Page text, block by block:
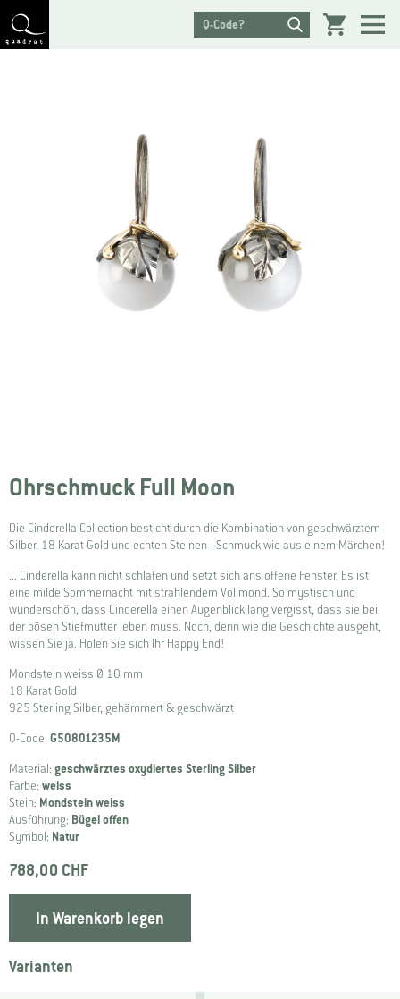
Ohrschmuck Full Moon
Die Cinderella Collection besticht durch die Kombination von geschwärztem
Silber, 18 Karat Gold und echten Steinen - Schmuck wie aus einem Märchen!
... Cinderella kann nicht schlafen und setzt sich ans offene Fenster. Es ist
eine milde Sommernacht mit strahlendem Vollmond. So mystisch und
wunderschön, dass Cinderella einen Augenblick lang vergisst, dass sie bei
der bösen Stiefmutter leben muss. Noch, denn wie die Geschichte ausgeht,
wissen Sie ja. Holen Sie sich Ihr Happy End!
Mondstein weiss Ø 10 mm
18 Karat Gold
925 Sterling Silber, gehämmert & geschwärzt
Q-Code: G50801235M
Material: geschwärztes oxydiertes Sterling Silber
Farbe: weiss
Stein: Mondstein weiss
Ausführung: Bügel offen
Symbol: Natur
788,00 CHF
In Warenkorb legen
Varianten